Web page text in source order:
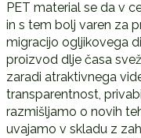
PET material se da v
in s tem bolj varen za
migracijo ogljikovega
proizvod dlje časa
zaradi atraktivnega
transparentnost,
razmišljamo o novih
uvajamo v skladu z